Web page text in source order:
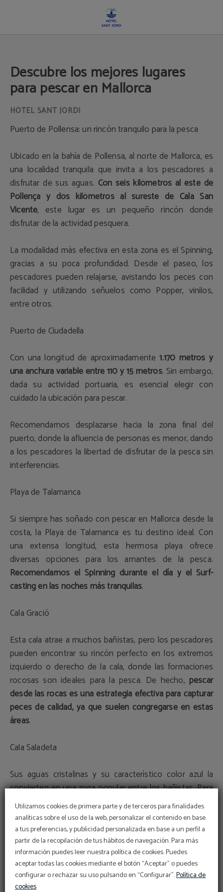
Utilizamos cookies de primera parte y de terceros para finalidades
analíticas sobre el uso de la web, personalizar el contenido en base
a tus preferencias, y publicidad personalizada en base a un perfil a
partir de la recopilación de tus hábitos de navegación. Para más
información puedes leer nuestra política de cookies. Puedes
aceptar todas las cookies mediante el botón “Aceptar” o puedes
configurar o rechazar su uso pulsando en “Configurar”.Política de
cookies
Descubre los mejores lugares
para pescar en Mallorca
Puerto de Pollensa: un rincón tranquilo para la pesca
Ubicado en la bahía de Pollensa, al norte de Mallorca, es
una localidad tranquila que invita a los pescadores a
disfrutar de sus aguas. Con seis kilómetros al este de
Pollença y dos kilómetros al sureste de Cala San
Vicente, este lugar es un pequeño rincón donde
disfrutar de la actividad pesquera.
La modalidad más efectiva en esta zona es el Spinning,
gracias a su poca profundidad. Desde el paseo, los
pescadores pueden relajarse, avistando los peces con
facilidad y utilizando señuelos como Popper, vinilos,
entre otros.
Puerto de Ciudadella
Con una longitud de aproximadamente1.170 metros y
una anchura variable entre 110 y 15 metros. Sin embargo,
dada su actividad portuaria, es esencial elegir con
cuidado la ubicación para pescar.
Recomendamos desplazarse hacia la zona final del
puerto, donde la afluencia de personas es menor, dando
a los pescadores la libertad de disfrutar de la pesca sin
interferencias.
Playa de Talamanca
Si siempre has soñado con pescar en Mallorca desde la
costa, la Playa de Talamanca es tu destino ideal. Con
una extensa longitud, esta hermosa playa ofrece
diversas opciones para los amantes de la pesca.
Recomendamos el Spinning durante el día y el Surf-
casting en las noches más tranquilas.
Cala Gració
Esta cala atrae a muchos bañistas, pero los pescadores
pueden encontrar su rincón perfecto en los extremos
izquierdo o derecho de la cala, donde las formaciones
rocosas son ideales para la pesca. De hecho, pescar
desde las rocas es una estrategia efectiva para capturar
peces de calidad, ya que suelen congregarse en estas
áreas.
Cala Saladeta
Sus aguas cristalinas y su característico color azul la
convierten en una zona popular entre los bañistas. Para
los pescadores, recomendamos explorar la zona final de
la cala, donde la afluencia de personas es menor y será
más cómodo el poder pescar sin inconvenientes.
Para tu estancia: Hotel Sant Jordi
Si planeas disfrutar de una estancia inolvidable en
Realiza el check-in online directamente desde la
web:
CHECK-IN ONLINE
OFERTÓN
Descuento web
En Hotel Sant Jordi
estamos comprometidos
con la conservación y
protección